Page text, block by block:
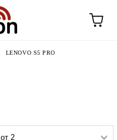
LENOVO S5 PRO